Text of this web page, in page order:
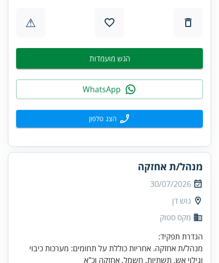
⚠
הגש מועמדות
הצג טלפון
מנהל/ת אחזקה
30/07/2026
גוש דן
מקס סטוק
מנהל/ת אחזקה. אחריות כוללת על תחומים: מערכות כיבוי